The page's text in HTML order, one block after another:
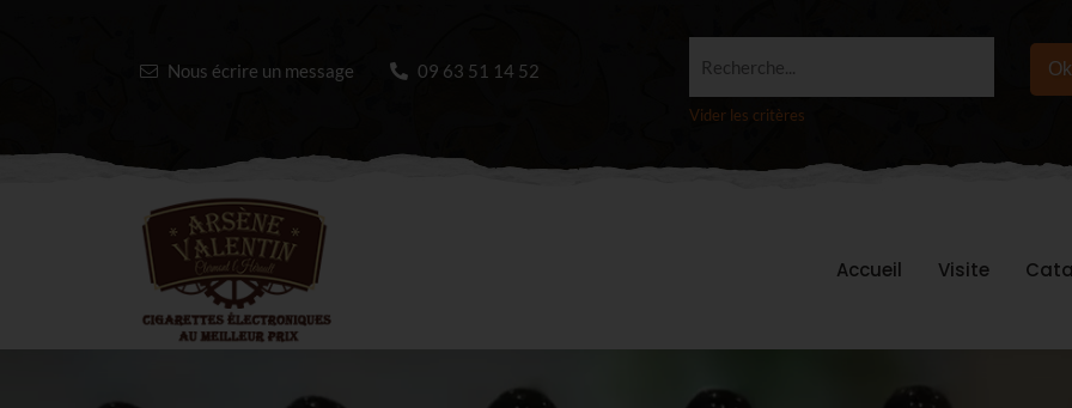
Nous écrire un message 09 63 51 14 52 Recherche... Ok
Vider les critères
Accueil Visite